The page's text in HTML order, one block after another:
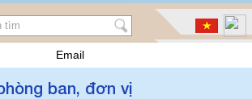
Email
ban, đơn vị